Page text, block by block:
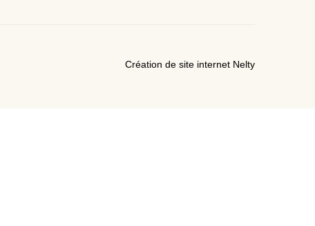
Création de site internet Nelty